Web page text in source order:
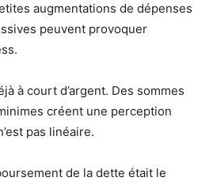
augmentations de dépenses
peuvent provoquer
à court d’argent. Des sommes
créent une perception
pas linéaire.
de la dette était le